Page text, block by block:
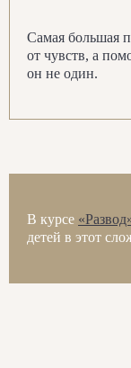
Самая большая
от чувств, а
он не один.
В курсе
детей в этот